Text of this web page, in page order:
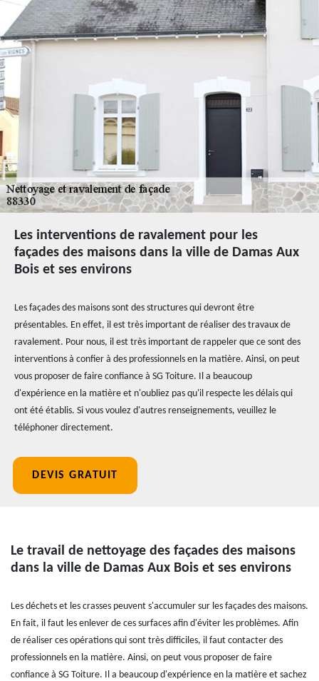
Les interventions de ravalement pour les
façades des maisons dans la ville de Damas Aux
Bois et ses environs
Les façades des maisons sont des structures qui devront être
présentables. En effet, il est très important de réaliser des travaux de
ravalement. Pour nous, il est très important de rappeler que ce sont des
interventions à confier à des professionnels en la matière. Ainsi, on peut
vous proposer de faire confiance à SG Toiture. Il a beaucoup
d'expérience en la matière et n'oubliez pas qu'il respecte les délais qui
ont été établis. Si vous voulez d'autres renseignements, veuillez le
téléphoner directement.
DEVIS GRATUIT
Le travail de nettoyage des façades des maisons
dans la ville de Damas Aux Bois et ses environs
Les déchets et les crasses peuvent s'accumuler sur les façades des maisons.
En fait, il faut les enlever de ces surfaces afin d'éviter les problèmes. Afin
de réaliser ces opérations qui sont très difficiles, il faut contacter des
professionnels en la matière. Ainsi, on peut vous proposer de faire
confiance à SG Toiture. Il a beaucoup d'expérience en la matière et sachez